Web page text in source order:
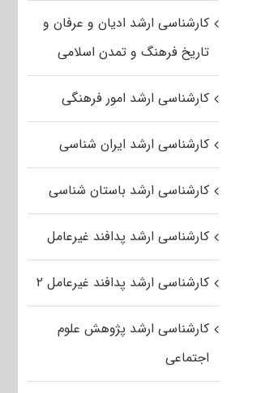
کارشناسی ارشد ادیان و عرفان و
تاریخ فرهنگ و تمدن اسلامی
کارشناسی ارشد امور فرهنگی
کارشناسی ارشد ایران شناسی
کارشناسی ارشد باستان شناسی
کارشناسی ارشد پدافند غیرعامل
کارشناسی ارشد پدافند غیرعامل ۲
کارشناسی ارشد پژوهش علوم
اجتماعی